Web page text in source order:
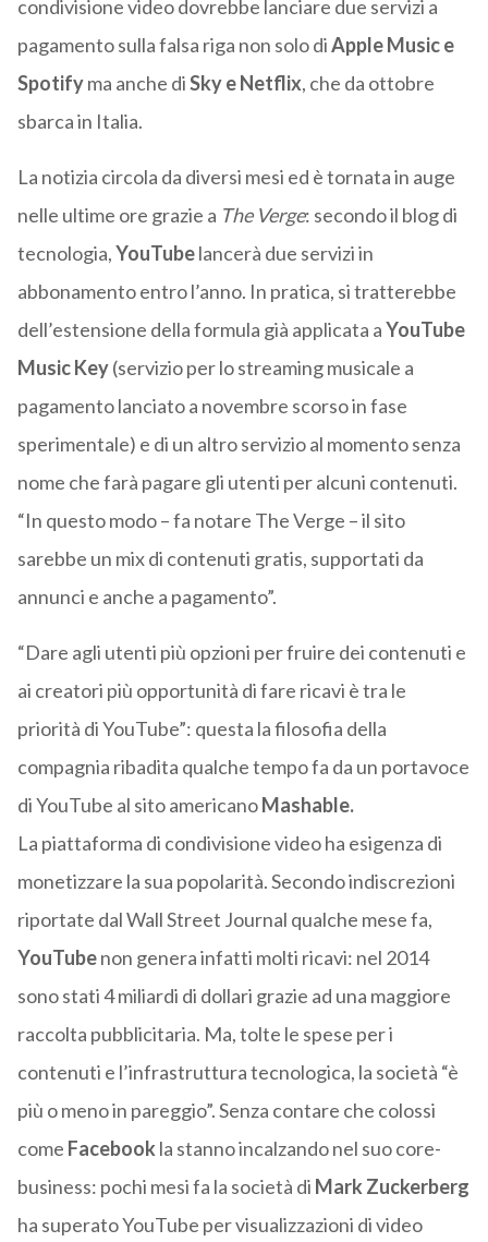
condivisione video dovrebbe lanciare due servizi a
pagamento sulla falsa riga non solo diApple Music e
Spotifyma anche diSky e Netflix, che da ottobre
sbarca in Italia.
La notizia circola da diversi mesi ed è tornata in auge
nelle ultime ore grazie a The Verge: secondo il blog di
tecnologia,YouTubelancerà due servizi in
abbonamento entro l’anno. In pratica, si tratterebbe
dell’estensione della formula già applicata aYouTube
Music Key(servizio per lo streaming musicale a
pagamento lanciato a novembre scorso in fase
sperimentale) e di un altro servizio al momento senza
nome che farà pagare gli utenti per alcuni contenuti.
“In questo modo – fa notare The Verge – il sito
sarebbe un mix di contenuti gratis, supportati da
annunci e anche a pagamento”.
“Dare agli utenti più opzioni per fruire dei contenuti e
ai creatori più opportunità di fare ricavi è tra le
priorità di YouTube”: questa la filosofia della
compagnia ribadita qualche tempo fa da un portavoce
di YouTube al sito americanoMashable.
La piattaforma di condivisione video ha esigenza di
monetizzare la sua popolarità. Secondo indiscrezioni
riportate dal Wall Street Journal qualche mese fa,
YouTubenon genera infatti molti ricavi: nel 2014
sono stati 4 miliardi di dollari grazie ad una maggiore
raccolta pubblicitaria. Ma, tolte le spese per i
contenuti e l’infrastruttura tecnologica, la società “è
più o meno in pareggio”. Senza contare che colossi
come Facebookla stanno incalzando nel suo core-
business: pochi mesi fa la società di Mark Zuckerberg
ha superato YouTube per visualizzazioni di video